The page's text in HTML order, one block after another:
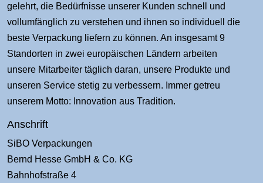
gelehrt, die Bedürfnisse unserer Kunden schnell und
vollumfänglich zu verstehen und ihnen so individuell die
beste Verpackung liefern zu können. An insgesamt 9
Standorten in zwei europäischen Ländern arbeiten
unsere Mitarbeiter täglich daran, unsere Produkte und
unseren Service stetig zu verbessern. Immer getreu
unserem Motto: Innovation aus Tradition.
Anschrift
SiBO Verpackungen
Bernd Hesse GmbH & Co. KG
Bahnhofstraße 4